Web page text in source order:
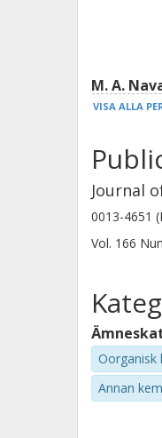
M. A.
Sapienza,
F. Croce
Universita
Pescara
VISA ALLA
Journal
0013-4651
Vol. 166
Oorganisk
Annan